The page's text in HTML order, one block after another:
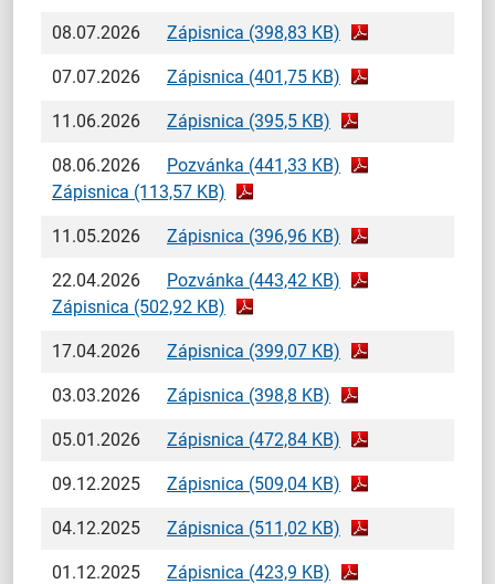
08.07.2026 Zápisnica (398,83 KB)
07.07.2026 Zápisnica (401,75 KB)
11.06.2026 Zápisnica (395,5 KB)
08.06.2026
Pozvánka (441,33 KB)
Zápisnica (113,57 KB)
11.05.2026 Zápisnica (396,96 KB)
22.04.2026
Pozvánka (443,42 KB)
Zápisnica (502,92 KB)
17.04.2026 Zápisnica (399,07 KB)
03.03.2026 Zápisnica (398,8 KB)
05.01.2026 Zápisnica (472,84 KB)
09.12.2025 Zápisnica (509,04 KB)
04.12.2025 Zápisnica (511,02 KB)
01.12.2025 Zápisnica (423,9 KB)